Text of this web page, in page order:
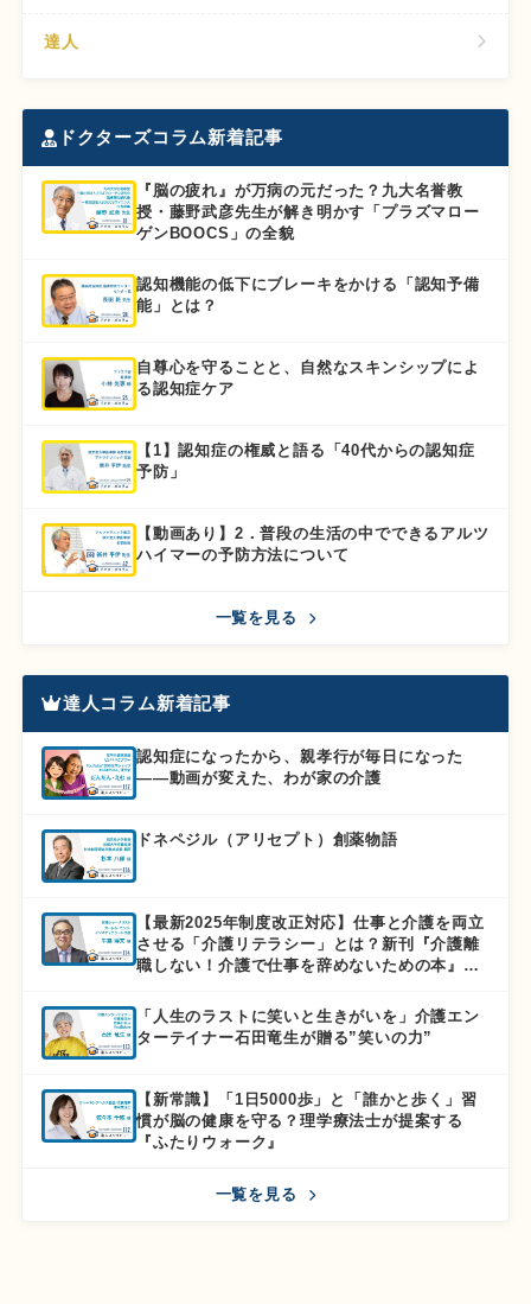
達人
ドクターズコラム新着記事
『脳の疲れ』が万病の元だった？九大名誉教
授・藤野武彦先生が解き明かす「プラズマロー
ゲンBOOCS」の全貌
認知機能の低下にブレーキをかける「認知予備
能」とは？
自尊心を守ることと、自然なスキンシップによ
る認知症ケア
【1】認知症の権威と語る「40代からの認知症
予防」
【動画あり】2．普段の生活の中でできるアルツ
ハイマーの予防方法について
一覧を見る
達人コラム新着記事
認知症になったから、親孝行が毎日になった
――動画が変えた、わが家の介護
ドネペジル（アリセプト）創薬物語
【最新2025年制度改正対応】仕事と介護を両立
させる「介護リテラシー」とは？新刊『介護離
職しない！介護で仕事を辞めないための本』徹
「人生のラストに笑いと生きがいを」介護エン
ターテイナー石田竜生が贈る”笑いの力”
【新常識】「1日5000歩」と「誰かと歩く」習
慣が脳の健康を守る？理学療法士が提案する
『ふたりウォーク』
一覧を見る